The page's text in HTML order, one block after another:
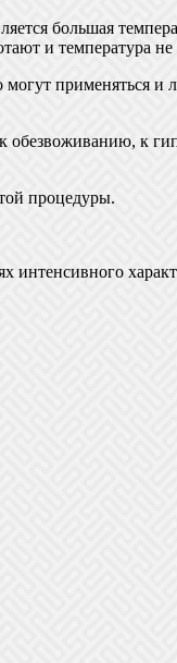
большая
и температура не
применяться и
к
процедуры.